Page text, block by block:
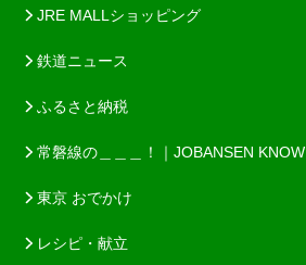
JRE MALLショッピング
鉄道ニュース
ふるさと納税
常磐線の＿＿＿！｜JOBANSEN KNOW
東京 おでかけ
レシピ・献立